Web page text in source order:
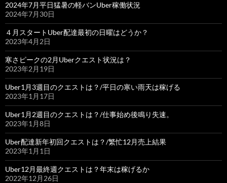
2024年7月平日猛暑の軽バンUber稼働状況
2024年7月30日
４月スタートUber配達最初の日曜はどうか？
2023年4月2日
寒さピークの2月Uberクエスト状況は？
2023年2月19日
Uber1月3週目のクエストは？/平日の寒い雨天は稼げる
2023年1月17日
Uber1月2週目のクエストは？/仕事始め後鳴り失速。
2023年1月8日
Uber配達新年初回クエストは？/繁忙12月売上結果
2023年1月1日
Uber12月最終週クエストは？年末は稼げるか
2022年12月26日